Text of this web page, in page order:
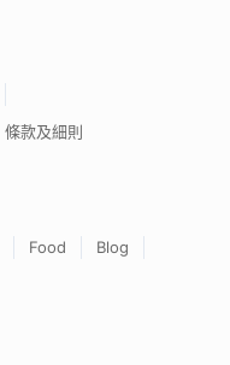
條款及細則
Food
Blog